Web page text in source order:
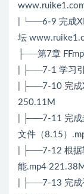
| └──6-9 完成
坛
├──第7章
| ├──7-1 学习
| ├──7-10 完成
250.11M
| ├──7-11 完成
文件（8.15）
| ├──7-12 根据
能.mp4
| ├──7-13 完成